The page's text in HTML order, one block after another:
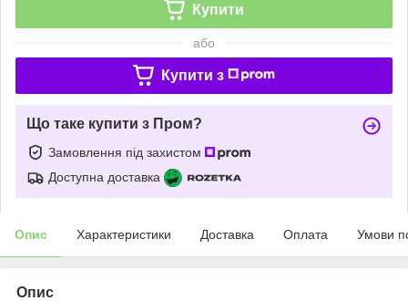
Купити
або
Купити з
Що таке купити з Пром?
Замовлення під захистом
Доступна доставка
Опис Характеристики Доставка Оплата Умови
Опис